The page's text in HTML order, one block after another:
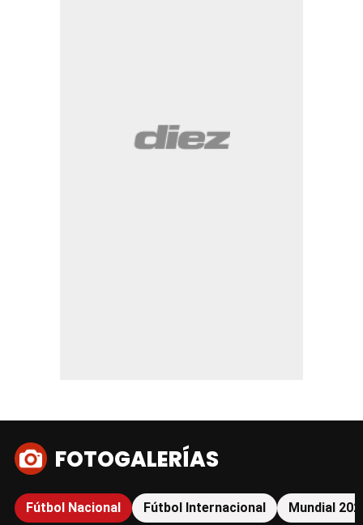
FOTOGALERÍAS
Fútbol Nacional Fútbol Internacional Mundial